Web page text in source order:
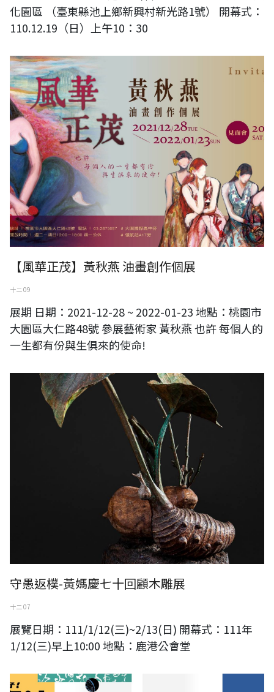
化園區 （臺東縣池上鄉新興村新光路1號） 開幕式：
110.12.19（日）上午10：30
【風華正茂】黃秋燕 油畫創作個展
十二 09
展期 日期：2021-12-28 ~ 2022-01-23 地點：桃園市
大園區大仁路48號 參展藝術家 黃秋燕 也許 每個人的
一生都有份與生俱來的使命!
守愚返樸-黃媽慶七十回顧木雕展
十二 07
展覽日期：111/1/12(三)~2/13(日) 開幕式：111年
1/12(三)早上10:00 地點：鹿港公會堂